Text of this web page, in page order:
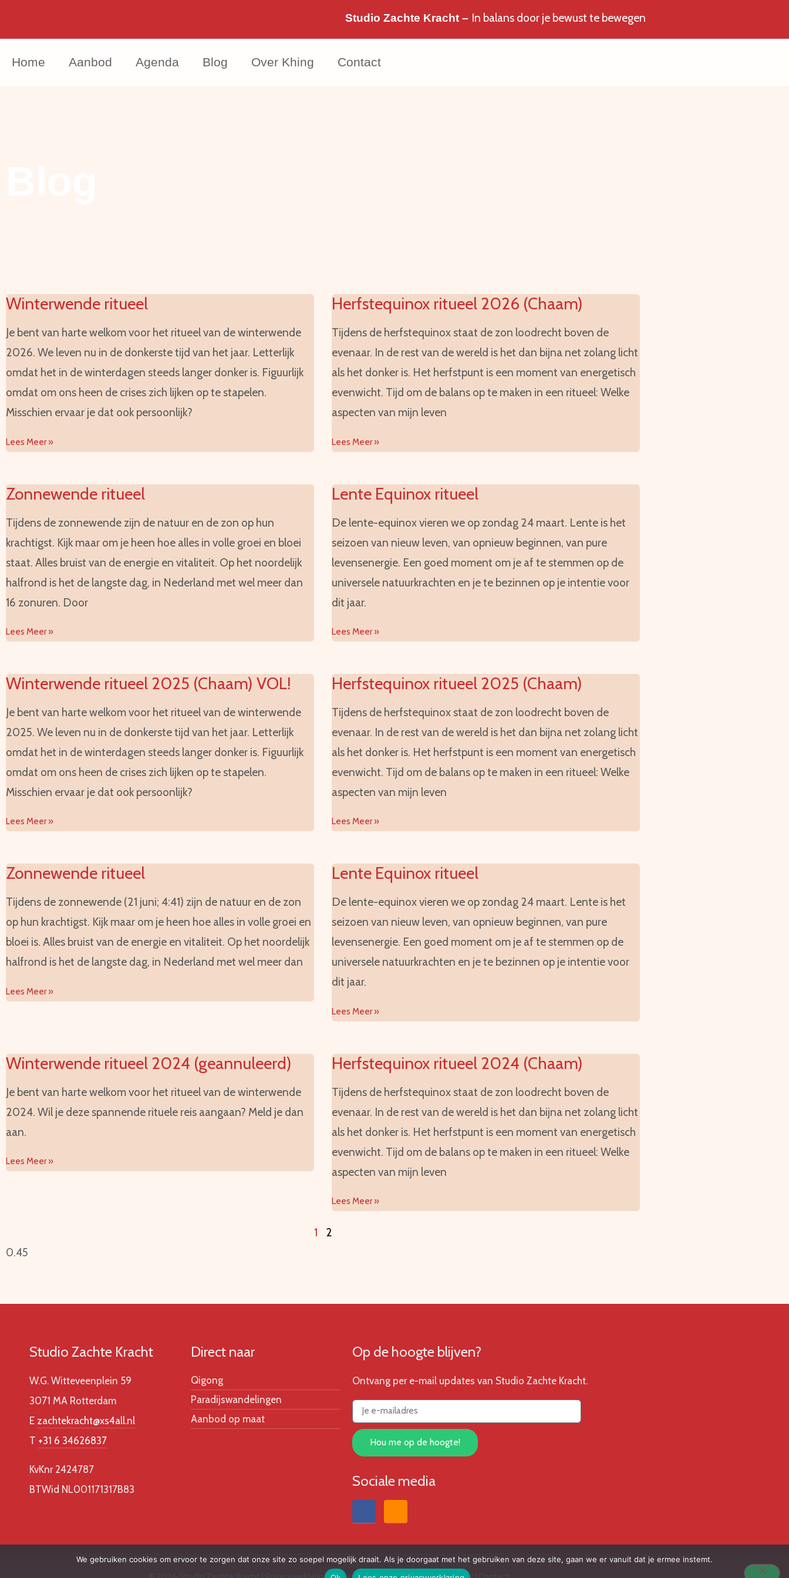
Studio Zachte Kracht – In balans door je bewust te bewegen
Home Aanbod Agenda Blog Over Khing Contact
Winterwende ritueel
Je bent van harte welkom voor het ritueel van de winterwende
2026. We leven nu in de donkerste tijd van het jaar. Letterlijk
omdat het in de winterdagen steeds langer donker is. Figuurlijk
omdat om ons heen de crises zich lijken op te stapelen.
Misschien ervaar je dat ook persoonlijk?
Lees Meer »
Herfstequinox ritueel 2026 (Chaam)
Tijdens de herfstequinox staat de zon loodrecht boven de
evenaar. In de rest van de wereld is het dan bijna net zolang licht
als het donker is. Het herfstpunt is een moment van energetisch
evenwicht. Tijd om de balans op te maken in een ritueel: Welke
aspecten van mijn leven
Lees Meer »
Zonnewende ritueel
Tijdens de zonnewende zijn de natuur en de zon op hun
krachtigst. Kijk maar om je heen hoe alles in volle groei en bloei
staat. Alles bruist van de energie en vitaliteit. Op het noordelijk
halfrond is het de langste dag, in Nederland met wel meer dan
16 zonuren. Door
Lees Meer »
Lente Equinox ritueel
De lente-equinox vieren we op zondag 24 maart. Lente is het
seizoen van nieuw leven, van opnieuw beginnen, van pure
levensenergie. Een goed moment om je af te stemmen op de
universele natuurkrachten en je te bezinnen op je intentie voor
dit jaar.
Lees Meer »
Winterwende ritueel 2025 (Chaam) VOL!
Je bent van harte welkom voor het ritueel van de winterwende
2025. We leven nu in de donkerste tijd van het jaar. Letterlijk
omdat het in de winterdagen steeds langer donker is. Figuurlijk
omdat om ons heen de crises zich lijken op te stapelen.
Misschien ervaar je dat ook persoonlijk?
Lees Meer »
Herfstequinox ritueel 2025 (Chaam)
Tijdens de herfstequinox staat de zon loodrecht boven de
evenaar. In de rest van de wereld is het dan bijna net zolang licht
als het donker is. Het herfstpunt is een moment van energetisch
evenwicht. Tijd om de balans op te maken in een ritueel: Welke
aspecten van mijn leven
Lees Meer »
Zonnewende ritueel
Tijdens de zonnewende (21 juni; 4:41) zijn de natuur en de zon
op hun krachtigst. Kijk maar om je heen hoe alles in volle groei en
bloei is. Alles bruist van de energie en vitaliteit. Op het noordelijk
halfrond is het de langste dag, in Nederland met wel meer dan
Lees Meer »
Lente Equinox ritueel
De lente-equinox vieren we op zondag 24 maart. Lente is het
seizoen van nieuw leven, van opnieuw beginnen, van pure
levensenergie. Een goed moment om je af te stemmen op de
universele natuurkrachten en je te bezinnen op je intentie voor
dit jaar.
Lees Meer »
Winterwende ritueel 2024 (geannuleerd)
Je bent van harte welkom voor het ritueel van de winterwende
2024. Wil je deze spannende rituele reis aangaan? Meld je dan
aan.
Lees Meer »
Herfstequinox ritueel 2024 (Chaam)
Tijdens de herfstequinox staat de zon loodrecht boven de
evenaar. In de rest van de wereld is het dan bijna net zolang licht
als het donker is. Het herfstpunt is een moment van energetisch
evenwicht. Tijd om de balans op te maken in een ritueel: Welke
aspecten van mijn leven
Lees Meer »
1 2
Studio Zachte Kracht
W.G. Witteveenplein 59
3071 MA Rotterdam
E zachtekracht@xs4all.nl
T +31 6 34626837
KvKnr 2424787
BTWid NL001171317B83
Direct naar
Qigong
Paradijswandelingen
Aanbod op maat
Op de hoogte blijven?
Ontvang per e-mail updates van Studio Zachte Kracht.
Hou me op de hoogte!
Sociale media
We gebruiken cookies om ervoor te zorgen dat onze site zo soepel mogelijk draait. Als je doorgaat met het gebruiken van deze site, gaan we er vanuit dat je ermee instemt.